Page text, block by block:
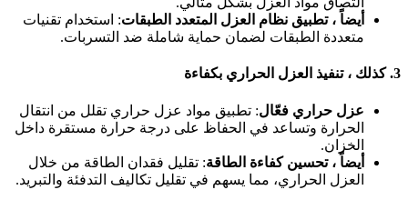
أيضاً ، تطبيق نظام العزل المتعدد الطبقات: استخدام تقنيات
متعددة الطبقات لضمان حماية شاملة ضد التسربات.
3. كذلك ، تنفيذ العزل الحراري بكفاءة
عزل حراري فعّال: تطبيق مواد عزل حراري تقلل من انتقال
الحرارة وتساعد في الحفاظ على درجة حرارة مستقرة داخل
الخزان.
أيضاً ، تحسين كفاءة الطاقة: تقليل فقدان الطاقة من خلال
العزل الحراري، مما يسهم في تقليل تكاليف التدفئة والتبريد.